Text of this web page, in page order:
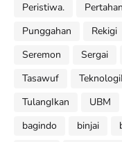
Peristiwa.
Punggahan
Rekigi
Seremon
Sergai
Tasawuf
TulangIkan
UBM
bagindo
binjai